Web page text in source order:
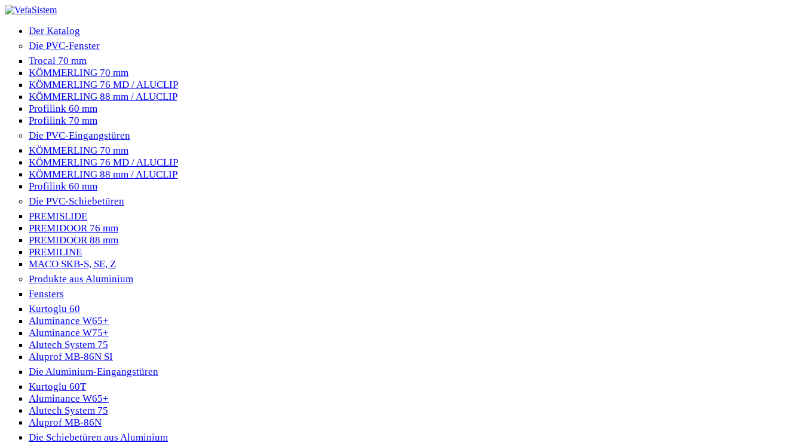
Der Katalog
Die PVC-Fenster
Trocal 70 mm
KÖMMERLING 70 mm
KÖMMERLING 76 MD / ALUCLIP
KÖMMERLING 88 mm / ALUCLIP
Profilink 60 mm
Profilink 70 mm
Die PVC-Eingangstüren
KÖMMERLING 70 mm
KÖMMERLING 76 MD / ALUCLIP
KÖMMERLING 88 mm / ALUCLIP
Profilink 60 mm
Die PVC-Schiebetüren
PREMISLIDE
PREMIDOOR 76 mm
PREMIDOOR 88 mm
PREMILINE
MACO SKB-S, SE, Z
Produkte aus Aluminium
Fensters
Kurtoglu 60
Aluminance W65+
Aluminance W75+
Alutech System 75
Aluprof MB-86N SI
Die Aluminium-Eingangstüren
Kurtoglu 60T
Aluminance W65+
Alutech System 75
Aluprof MB-86N
Die Schiebetüren aus Aluminium